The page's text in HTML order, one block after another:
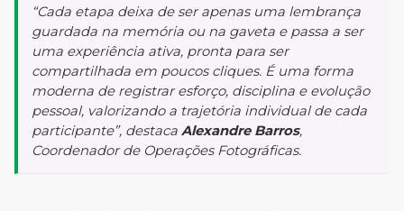
“Cada etapa deixa de ser apenas uma lembrança
guardada na memória ou na gaveta e passa a ser
uma experiência ativa, pronta para ser
compartilhada em poucos cliques. É uma forma
moderna de registrar esforço, disciplina e evolução
pessoal, valorizando a trajetória individual de cada
participante”, destaca Alexandre Barros,
Coordenador de Operações Fotográficas.